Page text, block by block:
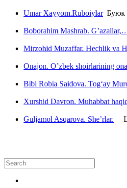
Umar Xayyom.RuboiylarБуюк
Boborahim Mashrab.
Mirzohid Muzaffar. Hechlik va
Onajon. O’zbek shoirlarining
Bibi Robia Saidova. Tog‘ay
Xurshid Davron. Muhabbat
Guljamol Asqarova. She’rlar.